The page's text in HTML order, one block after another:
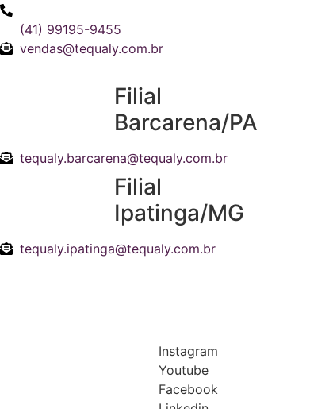
(41) 99195-9455
vendas@tequaly.com.br
Filial
Barcarena/PA
tequaly.barcarena@tequaly.com.br
Filial
Ipatinga/MG
tequaly.ipatinga@tequaly.com.br
Instagram
Youtube
Facebook